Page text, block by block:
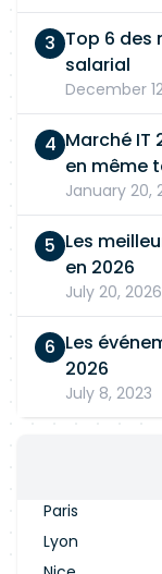
Top 6 des
salarial
December
Marché IT
en même
January 20,
Les
en 2026
July 20, 2026
Les
2026
July 8, 2023
Paris
Lyon